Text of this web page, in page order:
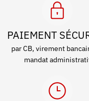
PAIEMENT
par CB, virement
mandat